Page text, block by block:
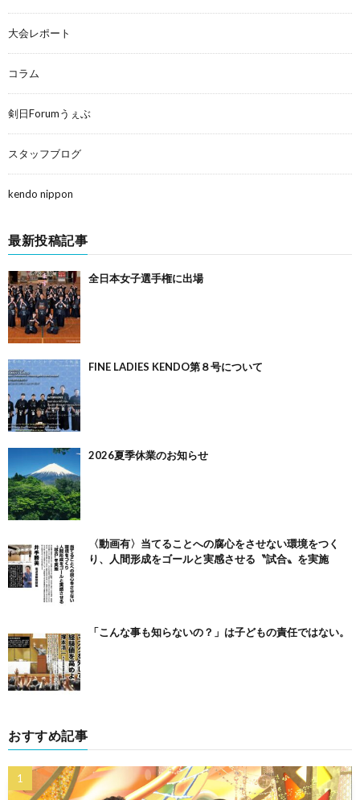
大会レポート
コラム
剣日Forumうぇぶ
スタッフブログ
kendo nippon
最新投稿記事
全日本女子選手権に出場
FINE LADIES KENDO第８号について
2026夏季休業のお知らせ
〈動画有〉当てることへの腐心をさせない環境をつく
り、人間形成をゴールと実感させる〝試合〟を実施
「こんな事も知らないの？」は子どもの責任ではない。
おすすめ記事